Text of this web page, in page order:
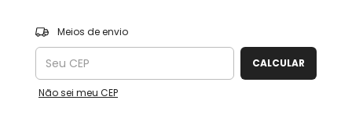
Entregas para o CEP:
Meios de envio
CALCULAR
Não sei meu CEP